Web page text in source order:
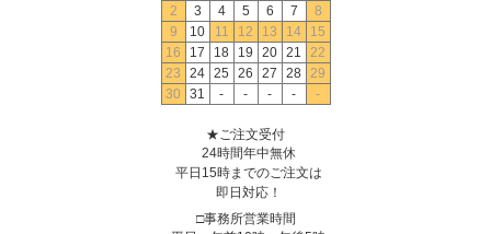
2
3 4 5 6 7
8
9
10 11 12 13 14
15
16
17 18 19 20 21
22
23
24 25 26 27 28 29
30
31 - - - - -
★ご注文受付
24時間年中無休
平日15時までのご注文は
即日対応！
□事務所営業時間